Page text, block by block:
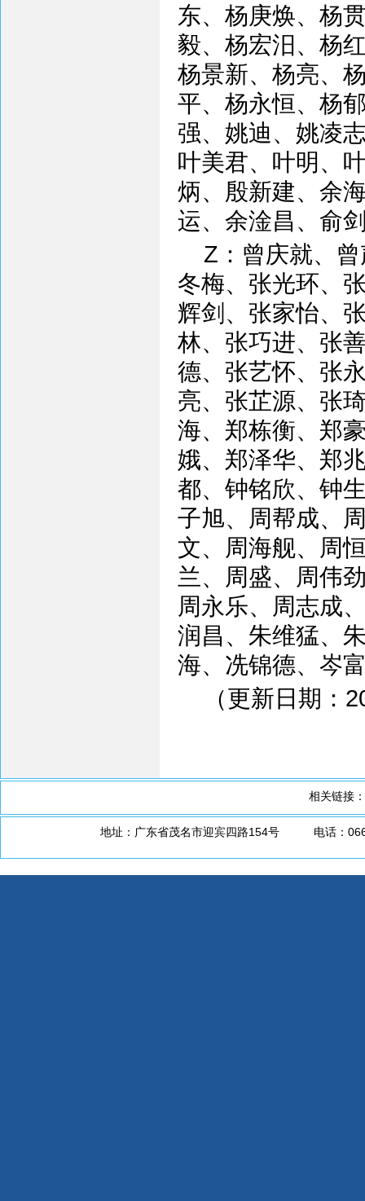
东、杨庚焕、杨
毅、杨宏汨、杨
杨景新、杨亮、
平、杨永恒、杨
强、姚迪、姚凌
叶美君、叶明、
炳、殷新建、余
运、余淦昌、俞
Z：曾庆就、
冬梅、张光环、
辉剑、张家怡、
林、张巧进、张
德、张艺怀、张
亮、张芷源、张
海、郑栋衡、郑
娥、郑泽华、郑
都、钟铭欣、钟
子旭、周帮成、
文、周海舰、周
兰、周盛、周伟
周永乐、周志成
润昌、朱维猛、
海、冼锦德、岑
（更新日期：
相关链接：
地址：广东省茂名市迎宾四路154号 电话：